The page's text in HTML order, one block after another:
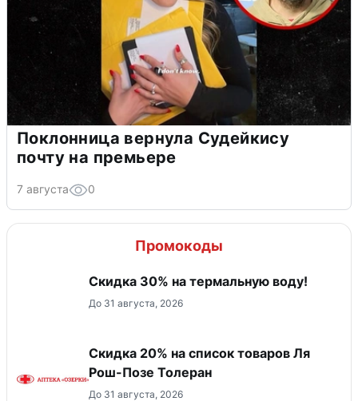
Поклонница вернула Судейкису
почту на премьере
7 августа 0
Промокоды
Скидка 30% на термальную воду!
До 31 августа, 2026
Скидка 20% на список товаров Ля
Рош-Позе Толеран
До 31 августа, 2026